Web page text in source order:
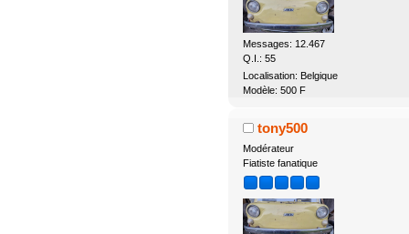
Messages: 12.467
Q.I.: 55
Localisation: Belgique
Modèle: 500 F
tony500
Modérateur
Fiatiste fanatique